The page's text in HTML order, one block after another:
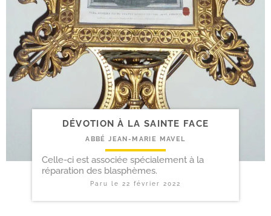
DÉVOTION À LA SAINTE FACE
ABBÉ JEAN-MARIE MAVEL
Celle-ci est associée spécialement à la
réparation des blasphèmes.
Paru le 22 février 2022